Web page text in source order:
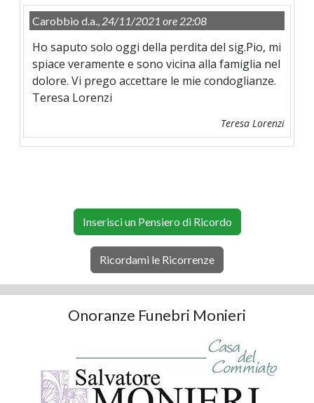
Carobbio d.a., 24/11/2021 ore 22:08
Ho saputo solo oggi della perdita del sig.Pio, mi
spiace veramente e sono vicina alla famiglia nel
dolore. Vi prego accettare le mie condoglianze.
Teresa Lorenzi
Teresa Lorenzi
Inserisci un Pensiero di Ricordo
Ricordami le Ricorrenze
Onoranze Funebri Monieri